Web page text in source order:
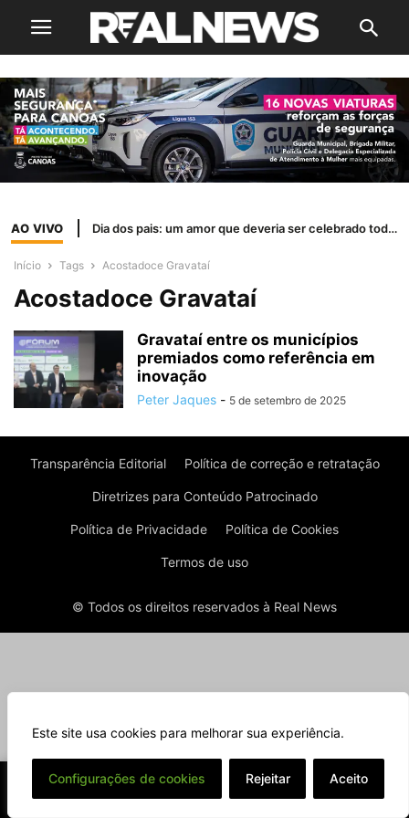
Este site usa cookies para melhorar sua experiência.
Configurações de cookies Rejeitar Aceito
AO VIVO Dia dos pais: um amor que deveria ser celebrado todos os dias
Início Tags Acostadoce Gravataí
Acostadoce Gravataí
Gravataí entre os municípios
premiados como referência em
inovação
Peter Jaques - 5 de setembro de 2025
Transparência Editorial Política de correção e retratação
Diretrizes para Conteúdo Patrocinado
Política de Privacidade Política de Cookies
Termos de uso
© Todos os direitos reservados à Real News